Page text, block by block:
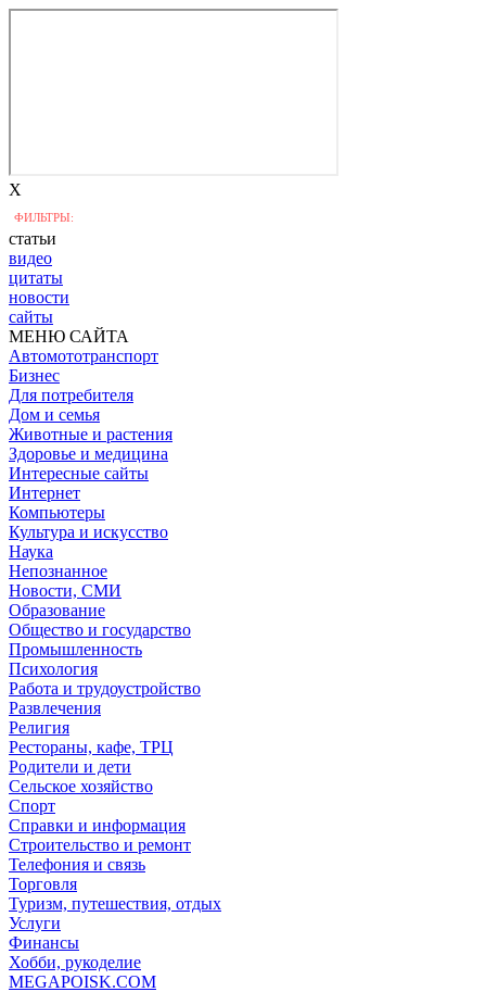
X
ФИЛЬТРЫ:
статьи
видео
цитаты
новости
сайты
МЕНЮ САЙТА
Автомототранспорт
Бизнес
Для потребителя
Дом и семья
Животные и растения
Здоровье и медицина
Интересные сайты
Интернет
Компьютеры
Культура и искусство
Наука
Непознанное
Новости, СМИ
Образование
Общество и государство
Промышленность
Психология
Работа и трудоустройство
Развлечения
Религия
Рестораны, кафе, ТРЦ
Родители и дети
Сельское хозяйство
Спорт
Справки и информация
Строительство и ремонт
Телефония и связь
Торговля
Туризм, путешествия, отдых
Услуги
Финансы
Хобби, рукоделие
MEGAPOISK.COM